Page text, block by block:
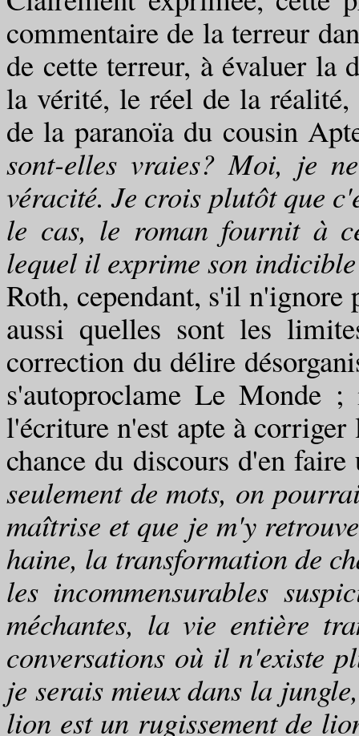
commentaire de la terreur
de cette terreur, à évaluer la
la vérité, le réel de la
de la paranoïa du cousin
sont-elles vraies? Moi, je
véracité. Je crois plutôt que
le cas, le roman fournit à
lequel il exprime son
Roth, cependant, s'il n'ignore
aussi quelles sont les
correction du délire
s'autoproclame Le Monde
l'écriture n'est apte à
chance du discours d'en
seulement de mots, on
maîtrise et que je m'y
haine, la transformation de
les incommensurables
méchantes, la vie entière
conversations où il n'existe
je serais mieux dans la
lion est un rugissement de